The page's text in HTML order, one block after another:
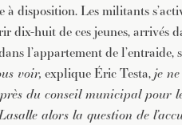
disposition. Les militants
huit de ces jeunes, arrivés
l’appartement de l’entraide,
voir, explique Éric Testa,je
du conseil municipal pour
alors la question de